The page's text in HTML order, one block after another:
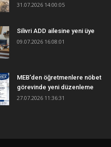
31.07.2026 14:00:05
Silivri ADD ailesine yeni üye
09.07.2026 16:08:01
MEB'den öğretmenlere nöbet
görevinde yeni düzenleme
27.07.2026 11:36:31